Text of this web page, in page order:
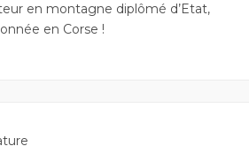
en montagne diplômé d’Etat,
en Corse !